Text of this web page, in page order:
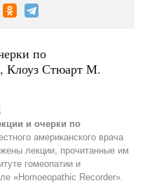
по
Клоуз Стюарт М.
и очерки по
американского врача
лекции, прочитанные им
гомеопатии и
«Homoeopathic Recorder».